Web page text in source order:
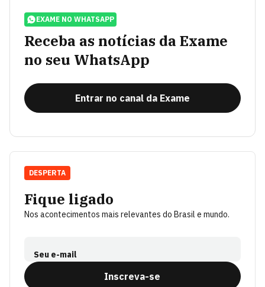
EXAME NO WHATSAPP
Receba as notícias da Exame
no seu WhatsApp
Entrar no canal da Exame
Fique ligado
Nos acontecimentos mais relevantes do Brasil e mundo.
Seu e-mail
Inscreva-se
DESPERTA